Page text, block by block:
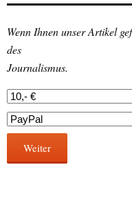
Wenn Ihnen unser Artikel
des
Journalismus.
Weiter